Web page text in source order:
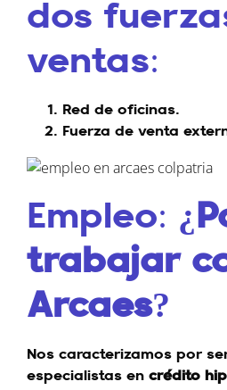
dos
ventas:
Red de oficinas.
Fuerza de venta
Empleo:
trabajar
Arcaes?
Nos caracterizamos por
especialistas en crédito